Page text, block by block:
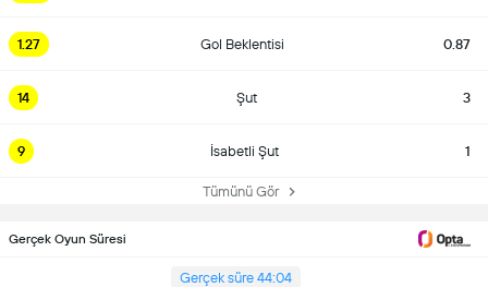
1.27 Gol Beklentisi 0.87
14 Şut 3
9 İsabetli Şut 1
Tümünü Gör
Gerçek Oyun Süresi
Gerçek süre 44:04